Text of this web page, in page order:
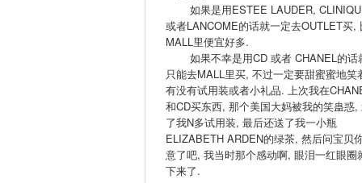
如果是用ESTEE LAUDER,
或者LANCOME的话就一定去OUTLET买,
MALL里便宜好多.
如果不幸是用CD 或者 CHANEL的话
只能去MALL里买, 不过一定要甜蜜蜜地笑
有没有试用装或者小礼品. 上次我在
和CD买东西, 那个美国大妈被我的笑蛊惑,
了我N多试用装, 最后还送了我一小瓶
ELIZABETH ARDEN的绿茶, 然后问宝贝
意了吧, 我当时那个感动啊, 眼泪一红眼圈
下来了.